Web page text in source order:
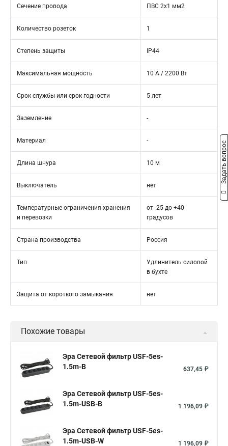
Сечение провода ПВС 2x1 мм2
Количество розеток 1
Степень защиты IP44
Максимальная мощность 10 А / 2200 Вт
Срок службы или срок годности 5 лет
Заземление -
Материал -
Длина шнура 10 м
Выключатель нет
Температурные ограничения хранения
и перевозки
от -25 до +40
градусов
Страна производства Россия
Тип
Удлинитель силовой
в бухте
Защита от короткого замыкания нет
Похожие товары
Эра Сетевой фильтр USF-5es-
1.5m-B
637,45 ₽
Эра Сетевой фильтр USF-5es-
1.5m-USB-B
1 196,09 ₽
Эра Сетевой фильтр USF-5es-
1.5m-USB-W
1 196,09 ₽
Задать вопрос